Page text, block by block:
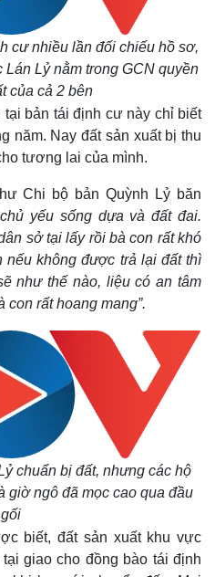
Video
E-Magazine
Infographic
cư nhiều lần đối chiếu hồ sơ,
Lỷ nằm trong GCN quyền
của cả 2 bên
bản tái định cư này chỉ biết
năm. Nay đất sản xuất bị thu
tương lai của mình.
Chi bộ bản Quỳnh Lỷ băn
yếu sống dựa và đất đai.
sở tại lấy rồi bà con rất khó
không được trả lại đất thì
như thế nào, liệu có an tâm
con rất hoang mang”.
chuẩn bị đất, nhưng các hộ
giờ ngô đã mọc cao qua đầu
gối
biết, đất sản xuất khu vực
giao cho đồng bào tái định